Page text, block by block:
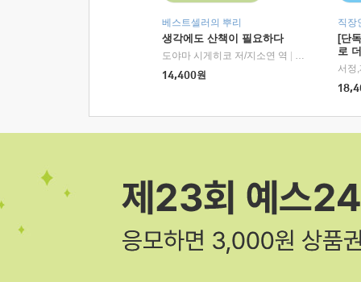
베스트셀러의 뿌리
생각에도 산책이 필요하다
도야마 시게히코 저/지소연 역
알에이치코리
14,400원
직장
[단
로